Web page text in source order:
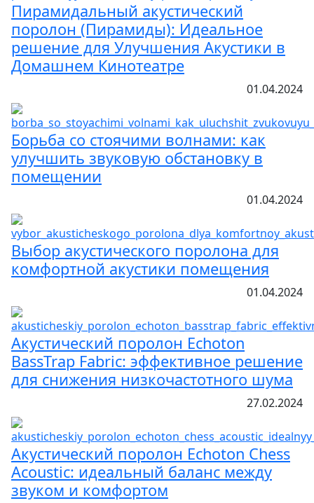
Пирамидальный акустический
поролон (Пирамиды): Идеальное
решение для Улучшения Акустики в
Домашнем Кинотеатре
01.04.2024
Борьба со стоячими волнами: как
улучшить звуковую обстановку в
помещении
01.04.2024
Выбор акустического поролона для
комфортной акустики помещения
01.04.2024
Акустический поролон Echoton
BassTrap Fabric: эффективное решение
для снижения низкочастотного шума
27.02.2024
Акустический поролон Echoton Chess
Acoustic: идеальный баланс между
звуком и комфортом